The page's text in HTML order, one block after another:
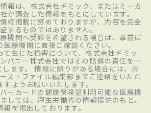
報は、株式会社ギミック、またはミーカ
が調査した情報をもとにしています。
報掲載に努めておりますが、内容を完全
するものではありません。
機関へ受診を希望される場合は、事前に
医療機関に直接ご確認ください。
て生じた損害について、株式会社ギミッ
パニー株式会社ではその賠償の責任を一
ます。 情報に誤りがある場合には、お
ズ・ファイル編集部までご連絡をいただ
すようお願いいたします。
ーカードの健康保険証利用可能な医療機
しては、厚生労働省の情報提供のもと、
報を掲出しております。